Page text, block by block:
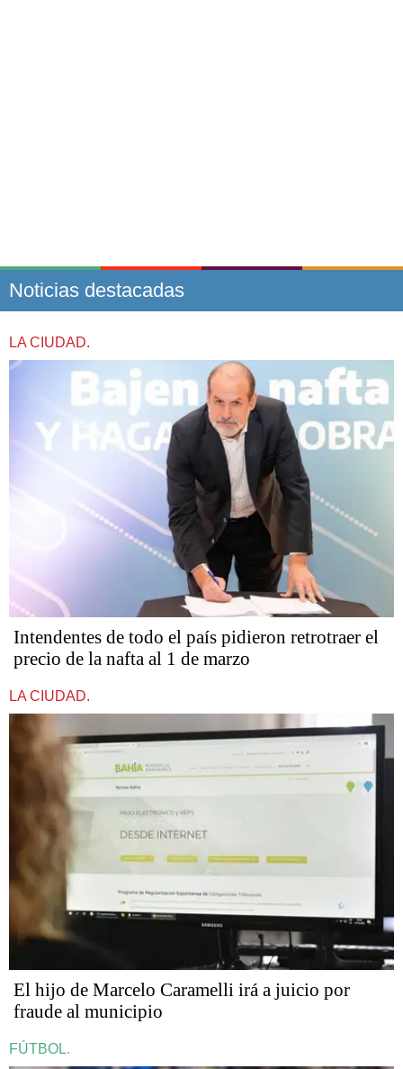
Noticias destacadas
LA CIUDAD.
Intendentes de todo el país pidieron retrotraer el
precio de la nafta al 1 de marzo
LA CIUDAD.
​​​​​El hijo de Marcelo Caramelli irá a juicio por
fraude al municipio
FÚTBOL.